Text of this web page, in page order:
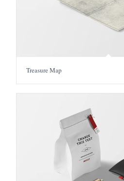
Treasure Map